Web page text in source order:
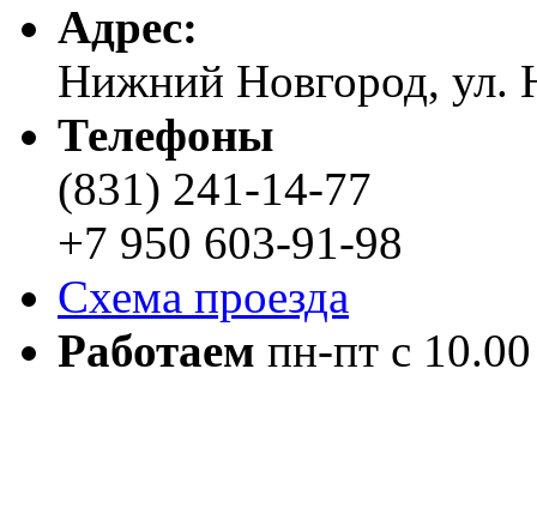
Адреc:
Нижний Новгород, ул.
Телефоны
(831) 241-14-77
+7 950 603-91-98
Схема проезда
Работаем пн-пт с